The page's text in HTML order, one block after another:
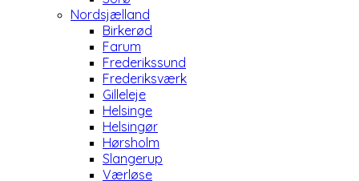
Nordsjælland
Birkerød
Farum
Frederikssund
Frederiksværk
Gilleleje
Helsinge
Helsingør
Hørsholm
Slangerup
Værløse